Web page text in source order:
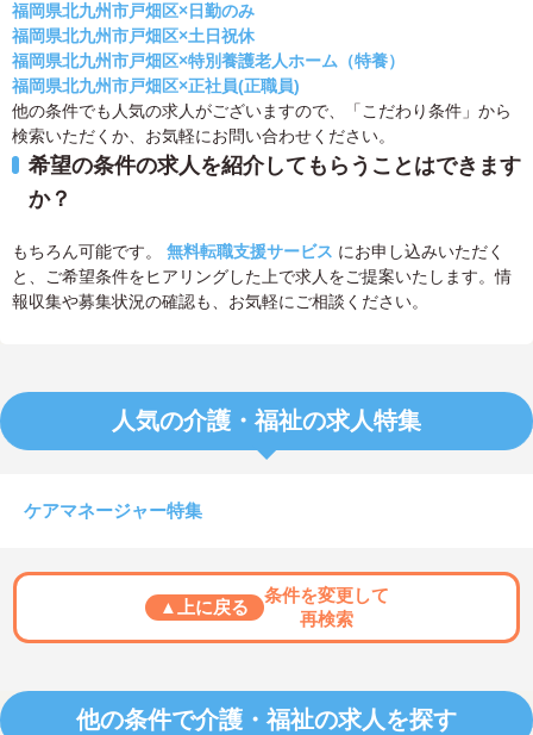
福岡県北九州市戸畑区×日勤のみ
福岡県北九州市戸畑区×土日祝休
福岡県北九州市戸畑区×特別養護老人ホーム（特養）
福岡県北九州市戸畑区×正社員(正職員)
他の条件でも人気の求人がございますので、「こだわり条件」から
検索いただくか、お気軽にお問い合わせください。
希望の条件の求人を紹介してもらうことはできます
か？
もちろん可能です。 無料転職支援サービス にお申し込みいただく
と、ご希望条件をヒアリングした上で求人をご提案いたします。情
報収集や募集状況の確認も、お気軽にご相談ください。
人気の介護・福祉の求人特集
ケアマネージャー特集
▲上に戻る
条件を変更して
再検索
他の条件で介護・福祉の求人を探す